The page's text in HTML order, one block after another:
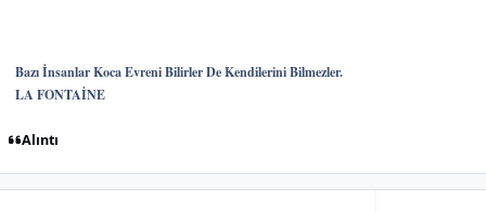
Bazı İnsanlar Koca Evreni Bilirler De Kendilerini Bilmezler.
LA FONTAİNE
Alıntı